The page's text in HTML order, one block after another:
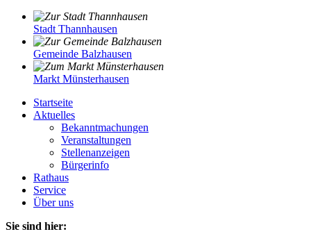
Stadt Thannhausen
Gemeinde Balzhausen
Markt Münsterhausen
Startseite
Aktuelles
Bekanntmachungen
Veranstaltungen
Stellenanzeigen
Bürgerinfo
Rathaus
Service
Über uns
Sie sind hier: